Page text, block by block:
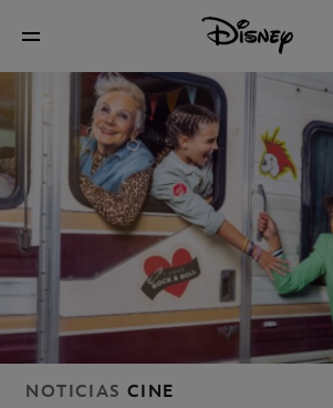
NOTICIAS CINE